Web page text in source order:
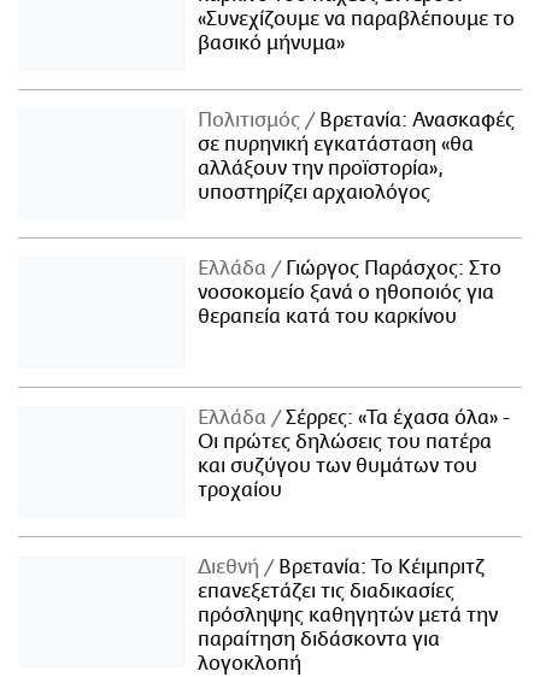
«Συνεχίζουμε να παραβλέπουμε το
βασικό μήνυμα»
Πολιτισμός
Βρετανία: Ανασκαφές
σε πυρηνική εγκατάσταση «θα
αλλάξουν την προϊστορία»,
υποστηρίζει αρχαιολόγος
Ελλάδα
Γιώργος Παράσχος: Στο
νοσοκομείο ξανά ο ηθοποιός για
θεραπεία κατά του καρκίνου
Ελλάδα
Σέρρες: «Τα έχασα όλα» -
Οι πρώτες δηλώσεις του πατέρα
και συζύγου των θυμάτων του
τροχαίου
Διεθνή
Βρετανία: Το Κέιμπριτζ
επανεξετάζει τις διαδικασίες
πρόσληψης καθηγητών μετά την
παραίτηση διδάσκοντα για
λογοκλοπή